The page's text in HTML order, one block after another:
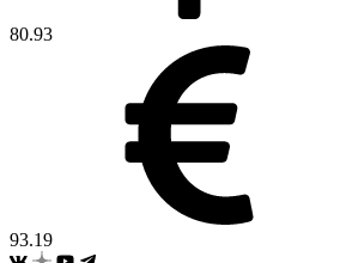
80.93
93.19